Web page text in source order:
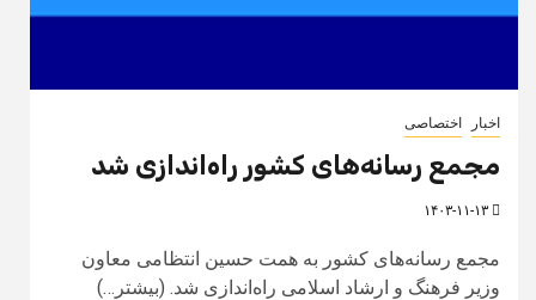
اخبار اختصاصی
مجمع رسانه‌های کشور راه‌اندازی شد
مجمع رسانه‌های کشور به همت حسین انتظامی معاون
وزیر فرهنگ و ارشاد اسلامی راه‌اندازی شد. (بیشتر…)